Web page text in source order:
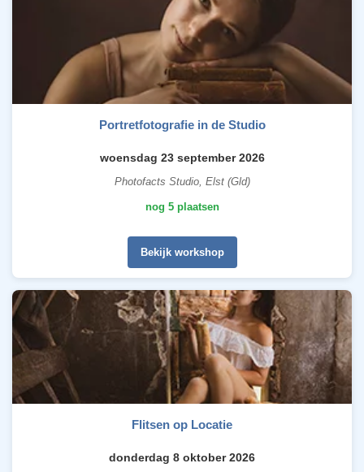
Portretfotografie in de Studio
woensdag 23 september 2026
Photofacts Studio, Elst (Gld)
nog 5 plaatsen
Bekijk workshop
Flitsen op Locatie
donderdag 8 oktober 2026